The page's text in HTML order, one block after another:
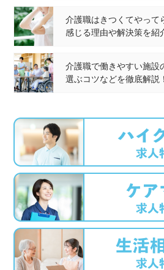
介護職はきつくてやって
感じる理由や解決策を紹
介護職で働きやすい施設
選ぶコツなどを徹底解説！